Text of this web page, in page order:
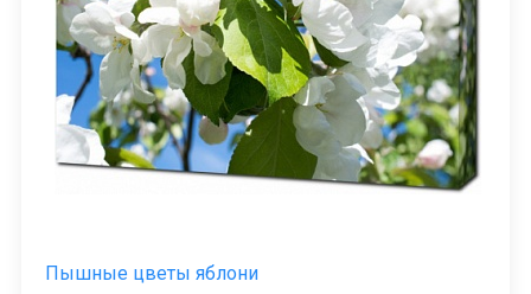
Пышные цветы яблони